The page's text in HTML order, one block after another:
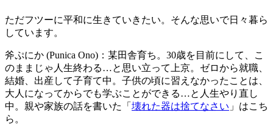
ただフツーに平和に生きていきたい。そんな思いで日々暮ら
しています。
斧ぷにか (Punica Ono)：某田舎育ち。30歳を目前にして、こ
のままじゃ人生終わる…と思い立って上京。ゼロから就職、
結婚、出産して子育て中。子供の頃に習えなかったことは、
大人になってからでも学ぶことができる…と人生やり直し
中。親や家族の話を書いた「 壊れた器は捨てなさい 」はこち
ら。